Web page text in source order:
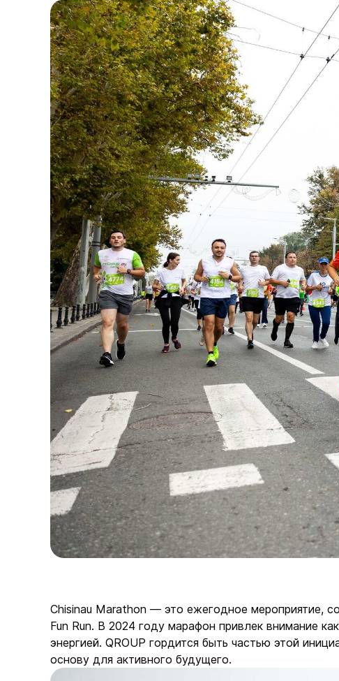
Chisinau Marathon — это ежегодное мероприятие,
Fun Run. В 2024 году марафон привлек внимание
энергией. QROUP гордится быть частью этой
основу для активного будущего.